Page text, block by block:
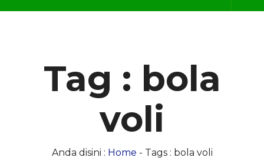
Tag : bola
voli
Anda disini : Home - Tags : bola voli